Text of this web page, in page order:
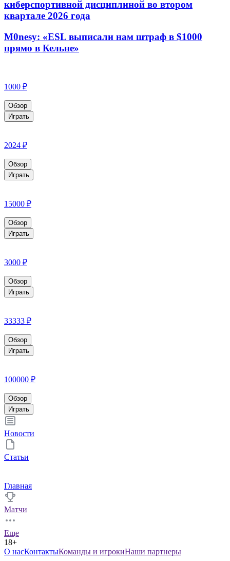
киберспортивной дисциплиной во втором
квартале 2026 года
M0nesy: «ESL выписали нам штраф в $1000
прямо в Кельне»
1000 ₽
Обзор
Играть
2024 ₽
Обзор
Играть
15000 ₽
Обзор
Играть
3000 ₽
Обзор
Играть
33333 ₽
Обзор
Играть
100000 ₽
Обзор
Играть
Новости
Статьи
Главная
Матчи
Еще
18+
О насКонтактыКоманды и игрокиНаши партнеры